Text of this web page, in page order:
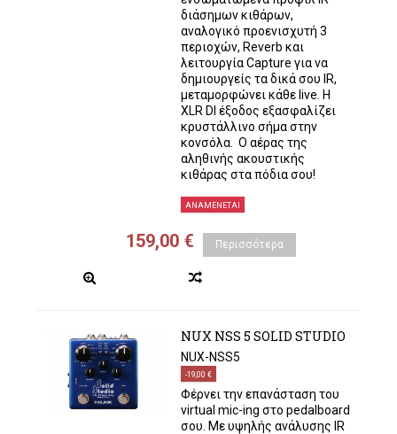
διάσημων κιθάρων,
αναλογικό προενισχυτή 3
περιοχών, Reverb και
λειτουργία Capture για να
δημιουργείς τα δικά σου IR,
μεταμορφώνει κάθε live. Η
XLR DI έξοδος εξασφαλίζει
κρυστάλλινο σήμα στην
κονσόλα. Ο αέρας της
αληθινής ακουστικής
κιθάρας στα πόδια σου!
ΑΝΑΜΈΝΕΤΑΙ
159,00 € Περισσότερα
NUX NSS 5 SOLID STUDIO
NUX-NSS5
-19,00 €
Φέρνει την επανάσταση του
virtual mic-ing στο pedalboard
σου. Με υψηλής ανάλυσης IR